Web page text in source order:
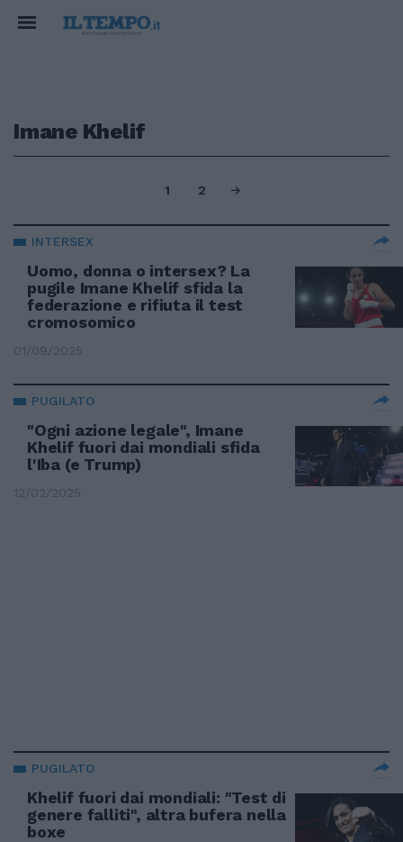
Imane Khelif
1 2
INTERSEX
Uomo, donna o intersex? La
pugile Imane Khelif sfida la
federazione e rifiuta il test
cromosomico
01/09/2025
PUGILATO
"Ogni azione legale", Imane
Khelif fuori dai mondiali sfida
l'Iba (e Trump)
12/02/2025
PUGILATO
Khelif fuori dai mondiali: "Test di
genere falliti", altra bufera nella
boxe